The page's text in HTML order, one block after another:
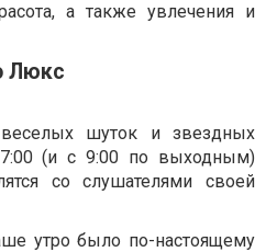
а также увлечения и
Люкс
шуток и звездных
(и с 9:00 по выходным)
со слушателями своей
утро было по-настоящему